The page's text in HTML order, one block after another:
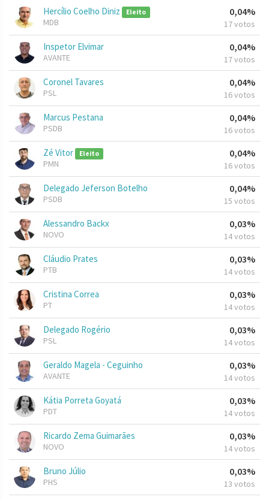
Hercílio Coelho Diniz Eleito
MDB
0,04%
17 votos
Inspetor Elvimar
AVANTE
0,04%
17 votos
Coronel Tavares
PSL
0,04%
16 votos
Marcus Pestana
PSDB
0,04%
16 votos
Zé Vitor Eleito
PMN
0,04%
16 votos
Delegado Jeferson Botelho
PSDB
0,04%
15 votos
Alessandro Backx
NOVO
0,03%
14 votos
Cláudio Prates
PTB
0,03%
14 votos
Cristina Correa
PT
0,03%
14 votos
Delegado Rogério
PSL
0,03%
14 votos
Geraldo Magela - Ceguinho
AVANTE
0,03%
14 votos
Kátia Porreta Goyatá
PDT
0,03%
14 votos
Ricardo Zema Guimarães
NOVO
0,03%
14 votos
Bruno Júlio
PHS
0,03%
13 votos